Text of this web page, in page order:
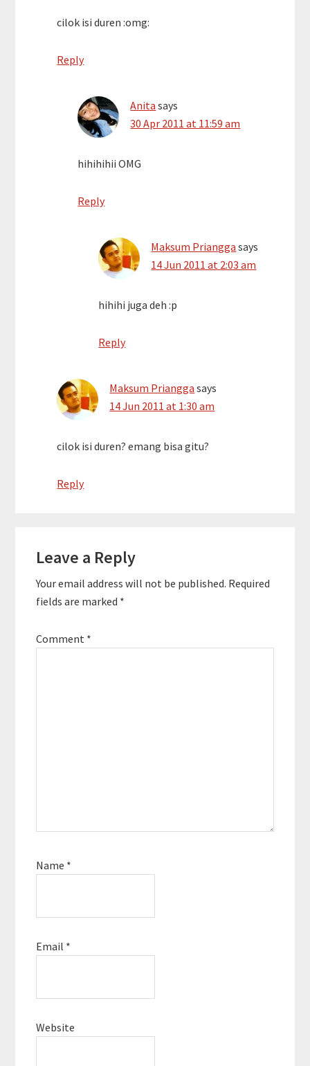
cilok isi duren :omg:
Reply
Anita says
30 Apr 2011 at 11:59 am
hihihihii OMG
Reply
Maksum Priangga says
14 Jun 2011 at 2:03 am
hihihi juga deh :p
Reply
Maksum Priangga says
14 Jun 2011 at 1:30 am
cilok isi duren? emang bisa gitu?
Reply
Leave a Reply
Your email address will not be published. Required
fields are marked *
Comment *
Name *
Email *
Website